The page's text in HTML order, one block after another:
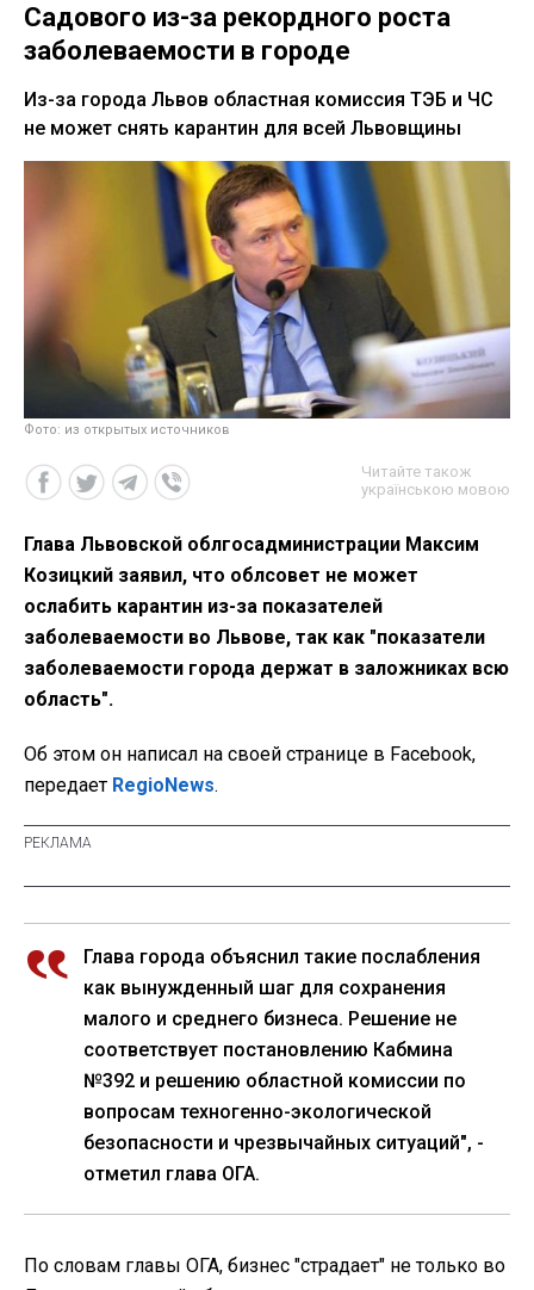
Садового из-за рекордного роста
заболеваемости в городе
Из-за города Львов областная комиссия ТЭБ и ЧС
не может снять карантин для всей Львовщины
Фото: из открытых источников
Читайте також
українською мовою
Глава Львовской облгосадминистрации Максим
Козицкий заявил, что облсовет не может
ослабить карантин из-за показателей
заболеваемости во Львове, так как "показатели
заболеваемости города держат в заложниках всю
область".
Об этом он написал на своей странице в Facebook,
передает RegioNews.
Глава города объяснил такие послабления
как вынужденный шаг для сохранения
малого и среднего бизнеса. Решение не
соответствует постановлению Кабмина
№392 и решению областной комиссии по
вопросам техногенно-экологической
безопасности и чрезвычайных ситуаций", -
отметил глава ОГА.
По словам главы ОГА, бизнес "страдает" не только во